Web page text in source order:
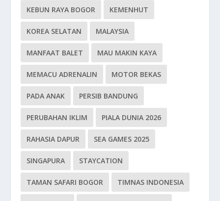
KEBUN RAYA BOGOR KEMENHUT
KOREA SELATAN MALAYSIA
MANFAAT BALET MAU MAKIN KAYA
MEMACU ADRENALIN MOTOR BEKAS
PADA ANAK PERSIB BANDUNG
PERUBAHAN IKLIM PIALA DUNIA 2026
RAHASIA DAPUR SEA GAMES 2025
SINGAPURA STAYCATION
TAMAN SAFARI BOGOR TIMNAS INDONESIA